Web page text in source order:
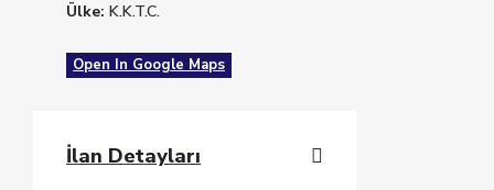
Ülke: K.K.T.C.
Open In Google Maps
İlan Detayları